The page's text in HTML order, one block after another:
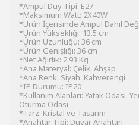
*Ampul Duy Tipi: E27
*Maksimum Watt: 2X40W
*Ürün İçerisinde Ampul Dahil
*Ürün Yüksekliği: 13.5 cm
*Ürün Uzunluğu: 36 cm
*Ürün Genişliği: 36 cm
*Net Ağırlık: 2.93 Kg
*Ana Materyal: Çelik. Ahşap
*Ana Renk: Siyah. Kahverengi
*IP Durumu: IP20
*Kullanım Alanları: Yatak Odası.
Oturma Odası
*Tarz: Kristal ve Tasarım
*Anahtar Tipi: Duvar Anahtarı